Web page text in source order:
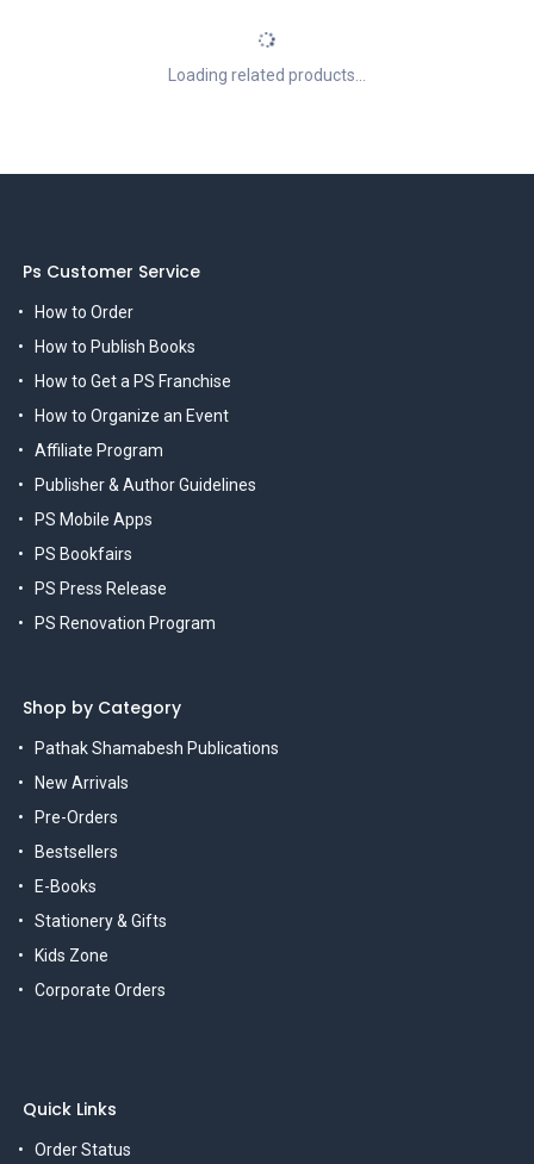
Loading related products...
Ps Customer Service
How to Order
How to Publish Books
How to Get a PS Franchise
How to Organize an Event
Affiliate Program
Publisher & Author Guidelines
PS Mobile Apps
PS Bookfairs
PS Press Release
PS Renovation Program
Shop by Category
Pathak Shamabesh Publications
New Arrivals
Pre-Orders
Bestsellers
E-Books
Stationery & Gifts
Kids Zone
Corporate Orders
Quick Links
Order Status